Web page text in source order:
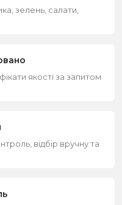
зелень, салати,
якості за запитом
відбір вручну та